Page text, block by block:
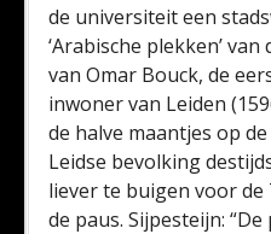
de universiteit een
‘Arabische plekken’
van Omar Bouck, de
inwoner van Leiden
de halve maantjes op
Leidse bevolking
liever te buigen voor
de paus. Sijpesteijn: